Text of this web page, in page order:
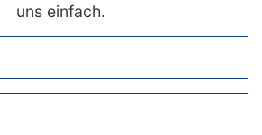
uns einfach.